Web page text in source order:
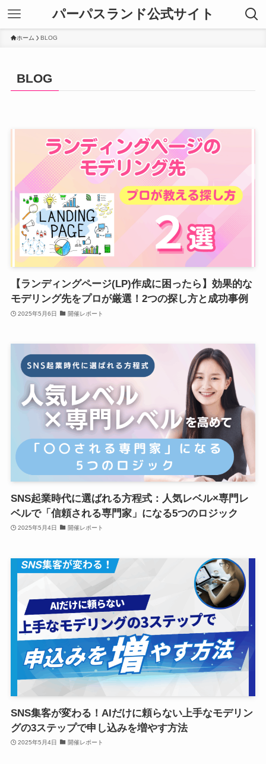
パーパスランド公式サイト
ホーム BLOG
BLOG
【ランディングページ(LP)作成に困ったら】効果的な
モデリング先をプロが厳選！2つの探し方と成功事例
2025年5月6日 開催レポート
SNS起業時代に選ばれる方程式：人気レベル×専門レ
ベルで「信頼される専門家」になる5つのロジック
2025年5月4日 開催レポート
SNS集客が変わる！AIだけに頼らない上手なモデリン
グの3ステップで申し込みを増やす方法
2025年5月4日 開催レポート